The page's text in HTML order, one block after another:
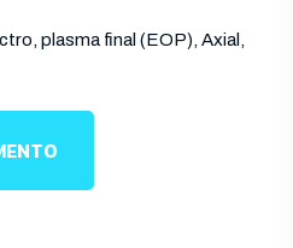
plasma final (EOP), Axial,